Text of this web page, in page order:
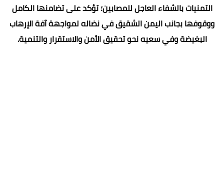
التمنيات بالشفاء العاجل للمصابين؛ تؤكد على تضامنها الكامل
ووقوفها بجانب اليمن الشقيق في نضاله لمواجهة آفة الإرهاب
البغيضة وفي سعيه نحو تحقيق الأمن والاستقرار والتنمية.